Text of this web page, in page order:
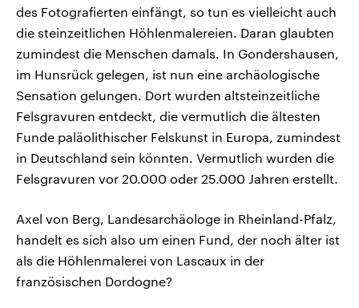
des Fotografierten einfängt, so tun es vielleicht auch
die steinzeitlichen Höhlenmalereien. Daran glaubten
zumindest die Menschen damals. In Gondershausen,
im Hunsrück gelegen, ist nun eine archäologische
Sensation gelungen. Dort wurden altsteinzeitliche
Felsgravuren entdeckt, die vermutlich die ältesten
Funde paläolithischer Felskunst in Europa, zumindest
in Deutschland sein könnten. Vermutlich wurden die
Felsgravuren vor 20.000 oder 25.000 Jahren erstellt.
Axel von Berg, Landesarchäologe in Rheinland-Pfalz,
handelt es sich also um einen Fund, der noch älter ist
als die Höhlenmalerei von Lascaux in der
französischen Dordogne?